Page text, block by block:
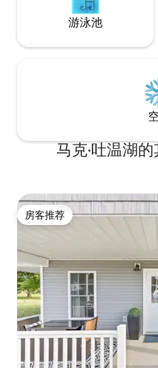
游泳池
马克·吐温湖
房客推荐
房客推荐